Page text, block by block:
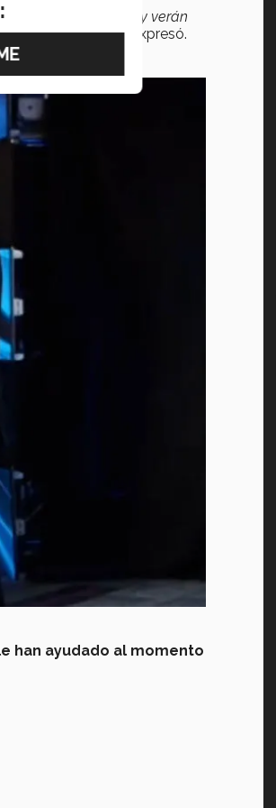
mirar hacia atrás y verán
será una ventaja”,
expresó.
han ayudado al momento